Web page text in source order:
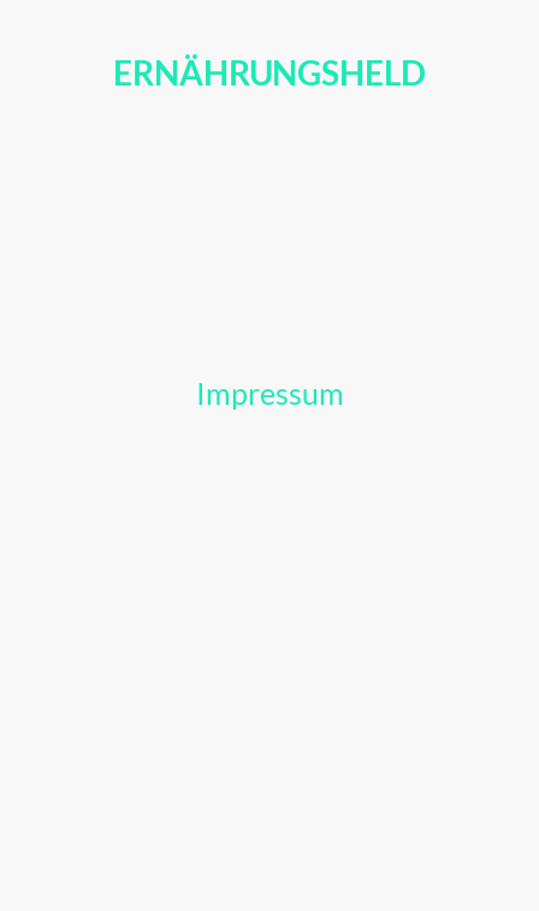
ERNÄHRUNGSHELD
Impressum